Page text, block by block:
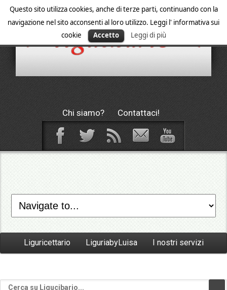
Questo sito utilizza cookies, anche di terze parti, continuando con la
navigazione nel sito acconsenti al loro utilizzo. Leggi l' informativa sui
cookie
Accetto Leggi di più
Chi siamo? Contattaci!
Liguricettario LiguriabyLuisa I nostri servizi